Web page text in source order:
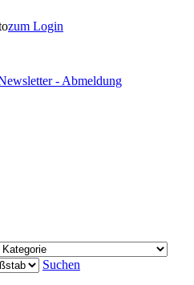
zum Login
- Abmeldung
Suchen